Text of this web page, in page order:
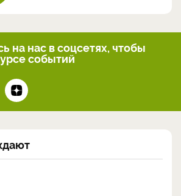
на нас в соцсетях, чтобы
событий